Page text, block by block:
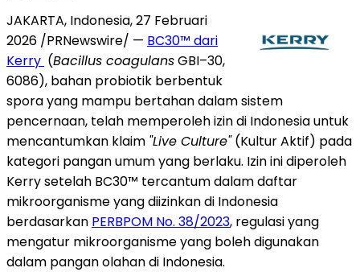
JAKARTA, Indonesia, 27 Februari
2026 /PRNewswire/ — BC30™ dari
Kerry (Bacillus coagulansGBI–30,
6086), bahan probiotik berbentuk
spora yang mampu bertahan dalam sistem
pencernaan, telah memperoleh izin di Indonesia untuk
mencantumkan klaim "Live Culture"(Kultur Aktif) pada
kategori pangan umum yang berlaku. Izin ini diperoleh
Kerry setelah BC30™ tercantum dalam daftar
mikroorganisme yang diizinkan di Indonesia
berdasarkan PERBPOM No. 38/2023, regulasi yang
mengatur mikroorganisme yang boleh digunakan
dalam pangan olahan di Indonesia.